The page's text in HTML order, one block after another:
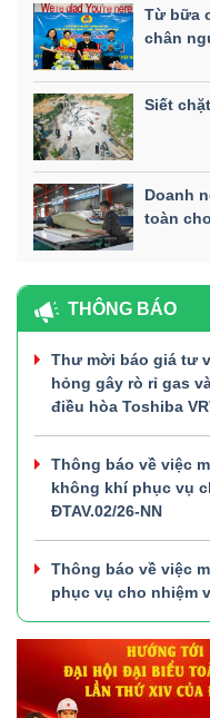
Từ bữa
chân
Siết
Doanh
toàn
THÔNG BÁO
Thư mời báo giá tư
hỏng gây rò rỉ gas
điều hòa Toshiba
Thông báo về việc
không khí phục vụ
ĐTAV.02/26-NN
Thông báo về việc
phục vụ cho nhiệm